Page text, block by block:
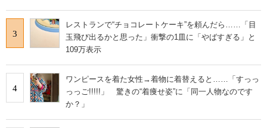
3
レストランで“チョコレートケーキ”を頼んだら……「目
玉飛び出るかと思った」衝撃の1皿に「やばすぎる」と
109万表示
4
ワンピースを着た女性→着物に着替えると……「すっっ
っっご!!!!!」 驚きの“着痩せ姿”に「同一人物なのです
か？」